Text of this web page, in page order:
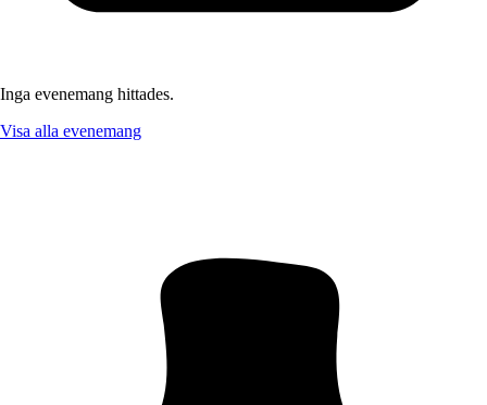
Inga evenemang hittades.
Visa alla evenemang